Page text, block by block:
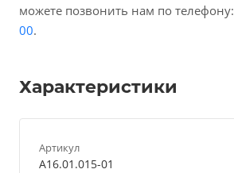
можете позвонить нам по телефону:
00.
Характеристики
Артикул
A16.01.015-01